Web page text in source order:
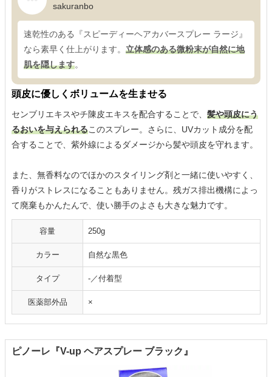
sakuranbo
速乾性のある『スピーディーヘアカバースプレー ラージ』
なら素早く仕上がります。 立体感のある微粉末が自然に地
肌を隠します。
頭皮に優しくボリュームを生ませる
センブリエキスやチ陳皮エキスを配合することで、 髪や頭皮にう
るおいを与えられるこのスプレー。さらに、UVカット成分を配
合することで、紫外線によるダメージから髪や頭皮を守れます。
また、無香料なのでほかのスタイリング剤と一緒に使いやすく、
香りがストレスになることもありません。残ガス排出機構によっ
て廃棄もかんたんで、使い勝手のよさも大きな魅力です。
容量 250g
カラー 自然な黒色
タイプ -／付着型
医薬部外品 ×
ピノーレ『V-up ヘアスプレー ブラック』